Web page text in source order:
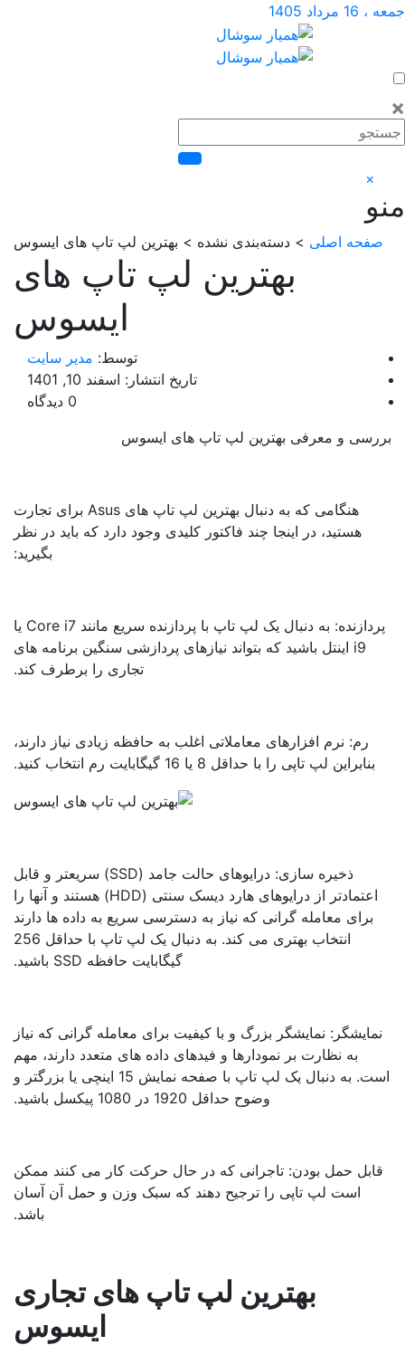
1405
اصلی> دسته‌بندی نشده > بهترین لپ تاپ های ایسوس
بهترین لپ تاپ های
ایسوس
توسط:مدیر سایت
تاریخ انتشار: اسفند 10, 1401
و معرفی بهترین لپ تاپ های ایسوس
هنگامی که به دنبال بهترین لپ تاپ های Asus برای تجارت
هستید، در اینجا چند فاکتور کلیدی وجود دارد که باید در نظر
بگیرید:
پردازنده: به دنبال یک لپ تاپ با پردازنده سریع مانند Core i7 یا
i9 اینتل باشید که بتواند نیازهای پردازشی سنگین برنامه های
تجاری را برطرف کند.
رم: نرم افزارهای معاملاتی اغلب به حافظه زیادی نیاز دارند،
بنابراین لپ تاپی را با حداقل 8 یا 16 گیگابایت رم انتخاب کنید.
ذخیره سازی: درایوهای حالت جامد (SSD) سریعتر و قابل
اعتمادتر از درایوهای هارد دیسک سنتی (HDD) هستند و آنها را
برای معامله گرانی که نیاز به دسترسی سریع به داده ها دارند
انتخاب بهتری می کند. به دنبال یک لپ تاپ با حداقل 256
گیگابایت حافظه SSD باشید.
نمایشگر بزرگ و با کیفیت برای معامله گرانی که نیاز
به نظارت بر نمودارها و فیدهای داده های متعدد دارند، مهم
است. به دنبال یک لپ تاپ با صفحه نمایش 15 اینچی یا بزرگتر و
وضوح حداقل 1920 در 1080 پیکسل باشید.
حمل بودن: تاجرانی که در حال حرکت کار می کنند ممکن
است لپ تاپی را ترجیح دهند که سبک وزن و حمل آن آسان
باشد.
بهترین لپ تاپ های تجاری
ایسوس